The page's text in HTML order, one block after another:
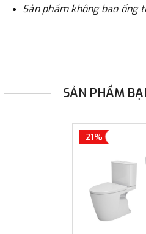
Sản phẩm không bao ống
SẢN PHẨM
21%